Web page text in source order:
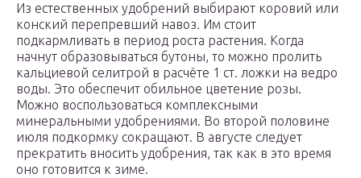
Из естественных удобрений выбирают коровий или
конский перепревший навоз. Им стоит
подкармливать в период роста растения. Когда
начнут образовываться бутоны, то можно пролить
кальциевой селитрой в расчёте 1 ст. ложки на ведро
воды. Это обеспечит обильное цветение розы.
Можно воспользоваться комплексными
минеральными удобрениями. Во второй половине
июля подкормку сокращают. В августе следует
прекратить вносить удобрения, так как в это время
оно готовится к зиме.